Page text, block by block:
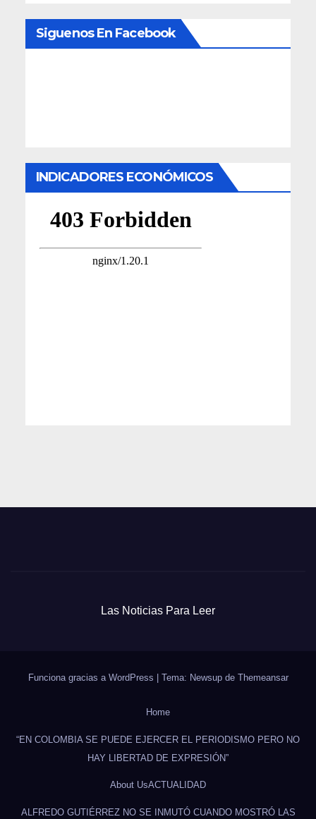
Siguenos En Facebook
INDICADORES ECONÓMICOS
Las Noticias Para Leer
Funciona gracias a WordPress Tema: Newsup de Themeansar
Home
“EN COLOMBIA SE PUEDE EJERCER EL PERIODISMO PERO NO
HAY LIBERTAD DE EXPRESIÓN”
About UsACTUALIDAD
ALFREDO GUTIÉRREZ NO SE INMUTÓ CUANDO MOSTRÓ LAS